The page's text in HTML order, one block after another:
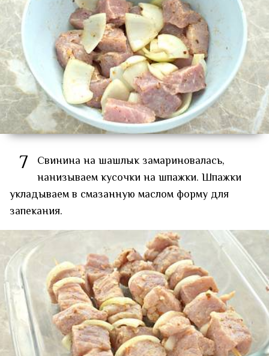
7
Свинина на шашлык замариновалась,
нанизываем кусочки на шпажки. Шпажки
укладываем в смазанную маслом форму для
запекания.